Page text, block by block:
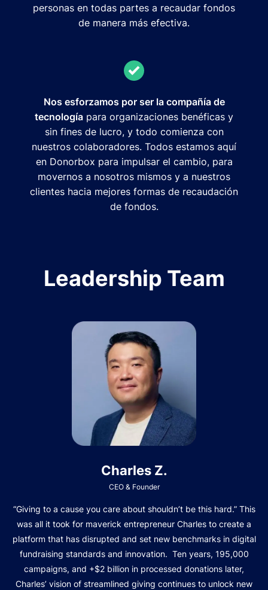
personas en todas partes a recaudar fondos
de manera más efectiva.
Nos esforzamos por ser la compañía de
tecnología para organizaciones benéficas y
sin fines de lucro, y todo comienza con
nuestros colaboradores. Todos estamos aquí
en Donorbox para impulsar el cambio, para
movernos a nosotros mismos y a nuestros
clientes hacia mejores formas de recaudación
de fondos.
Leadership Team
Charles Z.
CEO & Founder
“Giving to a cause you care about shouldn’t be this hard.” This
was all it took for maverick entrepreneur Charles to create a
platform that has disrupted and set new benchmarks in digital
fundraising standards and innovation. Ten years, 195,000
campaigns, and +$2 billion in processed donations later,
Charles’ vision of streamlined giving continues to unlock new